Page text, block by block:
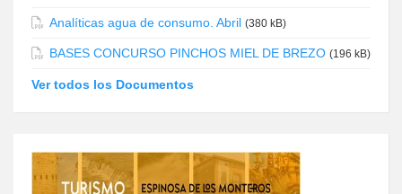
Analíticas agua de consumo. Abril (380 kB)
BASES CONCURSO PINCHOS MIEL DE BREZO (196 kB)
Ver todos los Documentos